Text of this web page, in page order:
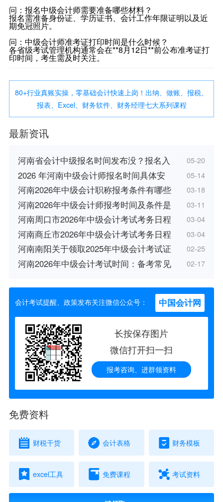
问：报名中级会计师需要准备哪些材料？
报名需准备身份证、学历证书、会计工作年限证明以及近
期免冠照片。
问：中级会计师准考证打印时间是什么时候？
各省级考试管理机构通常会在**8月12日**前公布准考证打
印时间，考生需及时关注。
80+行业真账实操，零基础会计快速上岗！出纳、做账、报税、
报表、Excel、财务软件、财务经理七大系列课程
最新资讯
河南省会计中级报名时间发布没？报名入 05-20
2026 年河南中级会计师报名时间具体安 05-14
河南2026年中级会计职称报考条件有哪些 03-18
河南2026年中级会计师报考时间及条件是 03-11
河南周口市2026年中级会计考试考务日程 03-04
河南商丘市2026年中级会计考试考务日程 03-04
河南南阳关于领取2025年中级会计考试证 02-25
河南2026年中级会计考试时间：备考常见 02-17
会计考试提醒、政策发布关注微信公众号： 中国会计网
长按保存图片
微信打开扫一扫
报考咨询、进群领资料
免费资料
财税干货 会计表格 财务模板
excel工具 免费课程 考试资料